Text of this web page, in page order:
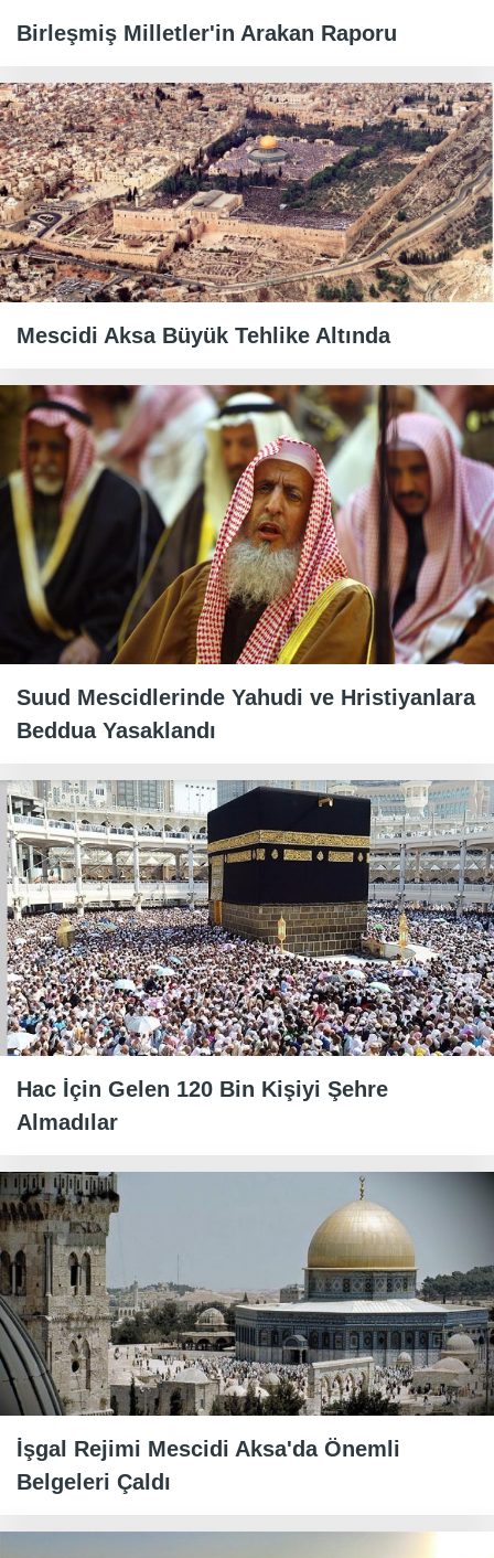
Birleşmiş Milletler'in Arakan Raporu
Mescidi Aksa Büyük Tehlike Altında
Suud Mescidlerinde Yahudi ve Hristiyanlara
Beddua Yasaklandı
Hac İçin Gelen 120 Bin Kişiyi Şehre
Almadılar
İşgal Rejimi Mescidi Aksa'da Önemli
Belgeleri Çaldı